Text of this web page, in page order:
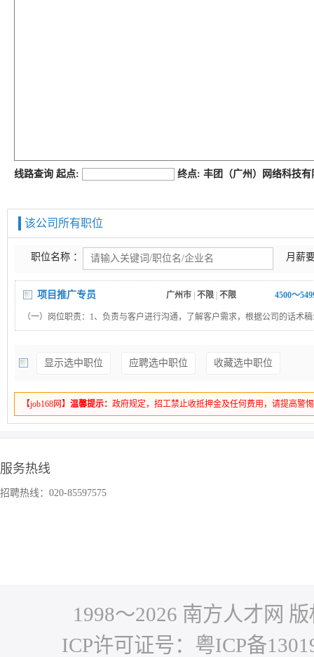
线路查询 起点: 终点: 丰团（广州）网络科技
该公司所有职位
职位名称 ： 月薪
项目推广专员 广州市 不限 不限 4500～
（一）岗位职责：1、负责与客户进行沟通，了解客户需求，根据公司的话术
的商业。2、对潜在客户进行定期回访，跟踪寻找销售机会并完成目标。3、管
广东、广西会讲白话均可。2、语言表达流利，可接受一点点地方性口音 。3、
显示选中职位 应聘选中职位 收藏选中职位
【job168网】 温馨提示： 政府规定，招工禁止收抵押金及任何费用，请提高警
服务热线
招聘热线：020-85597575
1998～2026 南方人才网
ICP许可证号：粤ICP备